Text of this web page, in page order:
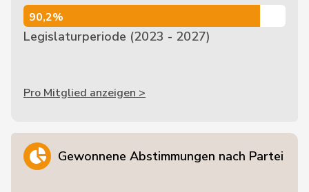
90,2%
90,2%
Legislaturperiode (2023 - 2027)
Pro Mitglied anzeigen >
Gewonnene Abstimmungen nach Partei